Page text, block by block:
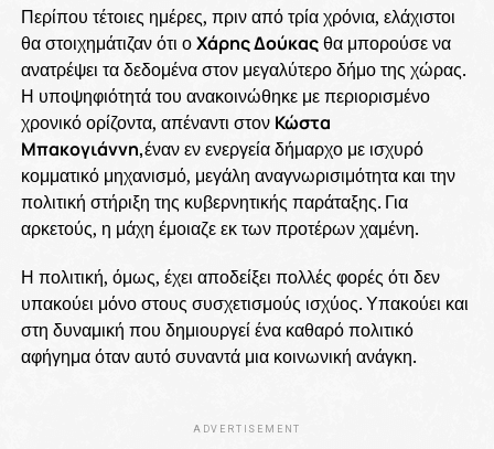
Περίπου τέτοιες ημέρες, πριν από τρία χρόνια, ελάχιστοι
θα στοιχημάτιζαν ότι οΧάρης Δούκαςθα μπορούσε να
ανατρέψει τα δεδομένα στον μεγαλύτερο δήμο της χώρας.
Η υποψηφιότητά του ανακοινώθηκε με περιορισμένο
χρονικό ορίζοντα, απέναντι στον Κώστα
Μπακογιάννη,έναν εν ενεργεία δήμαρχο με ισχυρό
κομματικό μηχανισμό, μεγάλη αναγνωρισιμότητα και την
πολιτική στήριξη της κυβερνητικής παράταξης. Για
αρκετούς, η μάχη έμοιαζε εκ των προτέρων χαμένη.
Η πολιτική, όμως, έχει αποδείξει πολλές φορές ότι δεν
υπακούει μόνο στους συσχετισμούς ισχύος. Υπακούει και
στη δυναμική που δημιουργεί ένα καθαρό πολιτικό
αφήγημα όταν αυτό συναντά μια κοινωνική ανάγκη.
ADVERTISEMENT